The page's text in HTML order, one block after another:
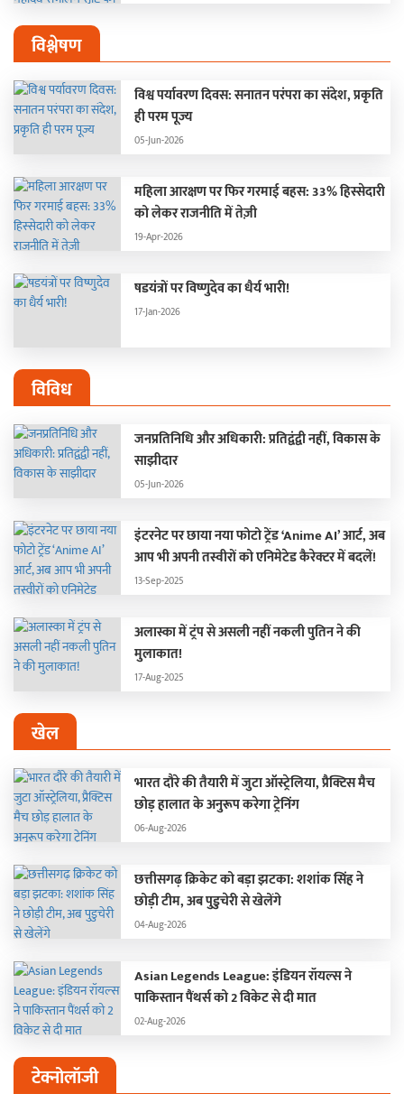
विश्लेषण
विश्व पर्यावरण दिवस: सनातन परंपरा का संदेश, प्रकृति
ही परम पूज्य
05-Jun-2026
महिला आरक्षण पर फिर गरमाई बहस: 33% हिस्सेदारी
को लेकर राजनीति में तेज़ी
19-Apr-2026
षडयंत्रों पर विष्णुदेव का धैर्य भारी!
17-Jan-2026
विविध
जनप्रतिनिधि और अधिकारी: प्रतिद्वंद्वी नहीं, विकास के
साझीदार
05-Jun-2026
इंटरनेट पर छाया नया फोटो ट्रेंड ‘Anime AI’ आर्ट, अब
आप भी अपनी तस्वीरों को एनिमेटेड कैरेक्टर में बदलें!
13-Sep-2025
अलास्का में ट्रंप से असली नहीं नकली पुतिन ने की
मुलाकात!
17-Aug-2025
खेल
भारत दौरे की तैयारी में जुटा ऑस्ट्रेलिया, प्रैक्टिस मैच
छोड़ हालात के अनुरूप करेगा ट्रेनिंग
06-Aug-2026
छत्तीसगढ़ क्रिकेट को बड़ा झटका: शशांक सिंह ने
छोड़ी टीम, अब पुडुचेरी से खेलेंगे
04-Aug-2026
Asian Legends League: इंडियन रॉयल्स ने
पाकिस्तान पैंथर्स को 2 विकेट से दी मात
02-Aug-2026
टेक्नोलॉजी